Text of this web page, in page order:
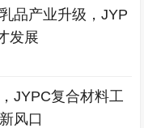
品产业升级，JYP
发展
JYPC复合材料工
风口